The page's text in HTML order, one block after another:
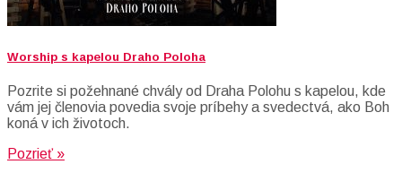
Worship s kapelou Draho Poloha
Pozrite si požehnané chvály od Draha Polohu s kapelou, kde
vám jej členovia povedia svoje príbehy a svedectvá, ako Boh
koná v ich životoch.
Pozrieť »